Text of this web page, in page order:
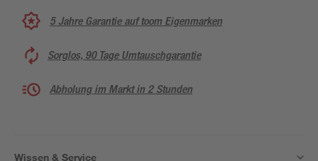
5 Jahre Garantie auf toom Eigenmarken
Sorglos, 90 Tage Umtauschgarantie
Abholung im Markt in 2 Stunden
Wissen & Service